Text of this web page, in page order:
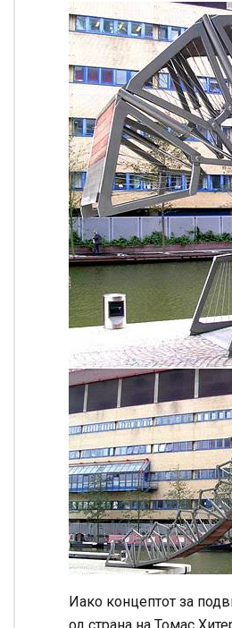
Иако концептот за